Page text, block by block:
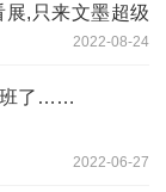
展,只来文墨超级
2022-08-24
班了……
2022-06-27